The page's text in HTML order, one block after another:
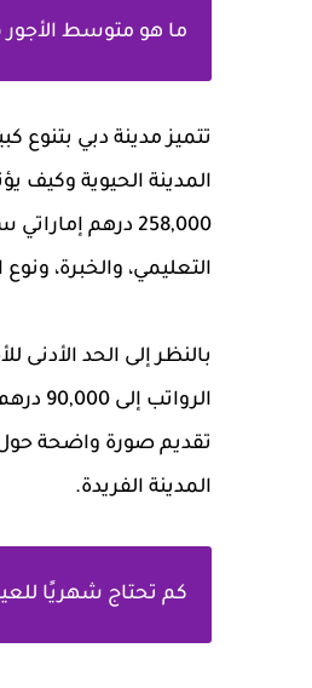
ما هو متوسط الأجور
تتميز مدينة دبي
المدينة الحيوية وكيف
258,000 درهم
التعليمي، والخبرة،
تقديم صورة واضحة
المدينة الفريدة.
كم تحتاج شهريًا